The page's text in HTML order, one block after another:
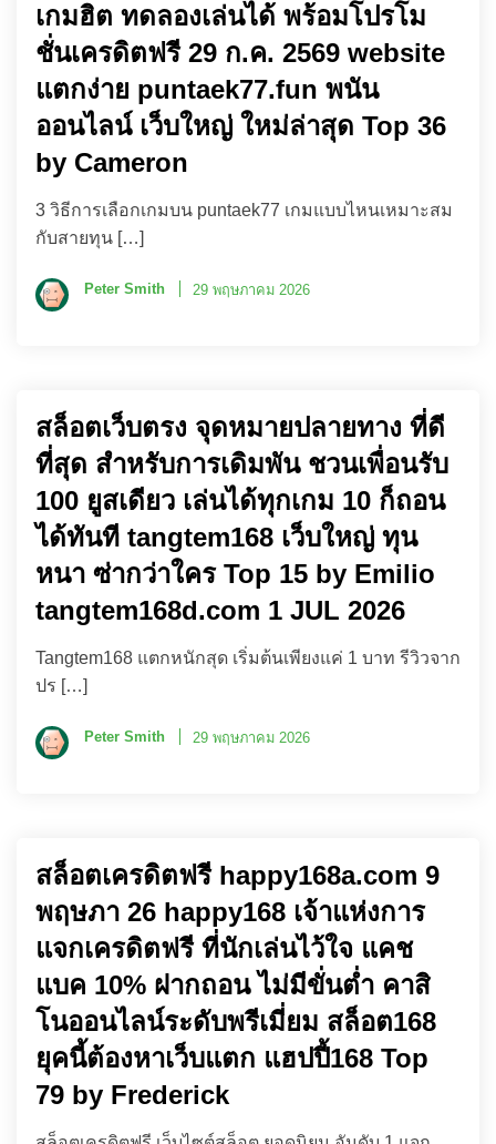
เกมฮิต ทดลองเล่นได้ พร้อมโปรโม
ชั่นเครดิตฟรี 29 ก.ค. 2569 website
แตกง่าย puntaek77.fun พนัน
ออนไลน์ เว็บใหญ่ ใหม่ล่าสุด Top 36
by Cameron
3 วิธีการเลือกเกมบน puntaek77 เกมแบบไหนเหมาะสม
กับสายทุน […]
Peter Smith 29 พฤษภาคม 2026
สล็อตเว็บตรง จุดหมายปลายทาง ที่ดี
ที่สุด สำหรับการเดิมพัน ชวนเพื่อนรับ
100 ยูสเดียว เล่นได้ทุกเกม 10 ก็ถอน
ได้ทันที tangtem168 เว็บใหญ่ ทุน
หนา ซ่ากว่าใคร Top 15 by Emilio
tangtem168d.com 1 JUL 2026
Tangtem168 แตกหนักสุด เริ่มต้นเพียงแค่ 1 บาท รีวิวจาก
ปร […]
Peter Smith 29 พฤษภาคม 2026
สล็อตเครดิตฟรี happy168a.com 9
พฤษภา 26 happy168 เจ้าแห่งการ
แจกเครดิตฟรี ที่นักเล่นไว้ใจ แคช
แบค 10% ฝากถอน ไม่มีขั่นต่ำ คาสิ
โนออนไลน์ระดับพรีเมี่ยม สล็อต168
ยุคนี้ต้องหาเว็บแตก แฮปปี้168 Top
79 by Frederick